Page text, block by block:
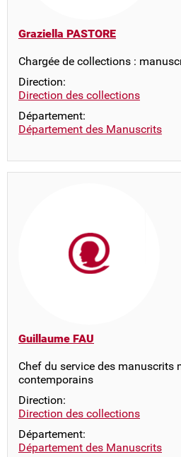
Graziella PASTORE
Chargée de collections :
Direction:
Direction des collections
Département:
Département des Manuscrits
Guillaume FAU
Chef du service des manuscrits
contemporains
Direction:
Direction des collections
Département:
Département des Manuscrits